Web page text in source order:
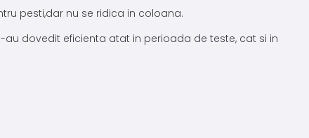
pesti,dar nu se ridica in coloana.
dovedit eficienta atat in perioada de teste, cat si in